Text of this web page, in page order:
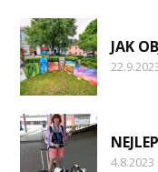
JAK
4.8.2023